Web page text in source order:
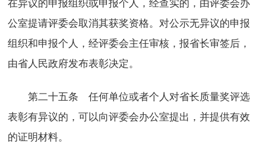
公室提请评委会取消其获奖资格。对公示无异议的申报
组织和申报个人，经评委会主任审核，报省长审签后，
由省人民政府发布表彰决定。
第二十五条 任何单位或者个人对省长质量奖评选
表彰有异议的，可以向评委会办公室提出，并提供有效
的证明材料。